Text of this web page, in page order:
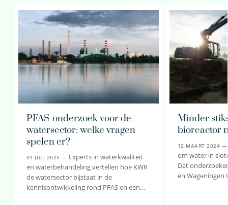
PFAS-onderzoek voor de
watersector: welke vragen
spelen er?
01 JULI 2025 — Experts in waterkwaliteit
en waterbehandeling vertellen hoe KWR
de watersector bijstaat in de
kennisontwikkeling rond PFAS en een…
Minder
bioreactor
12 MAART 2024
om water in
Dat
en Wageningen